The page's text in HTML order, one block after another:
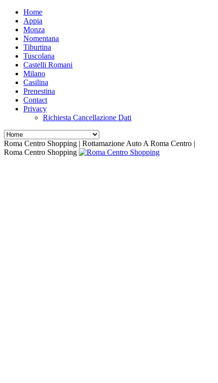
Home
Appia
Monza
Nomentana
Tiburtina
Tuscolana
Castelli Romani
Milano
Casilina
Prenestina
Contact
Privacy
Richiesta Cancellazione Dati
Roma Centro Shopping | Rottamazione Auto A Roma Centro |
Roma Centro Shopping